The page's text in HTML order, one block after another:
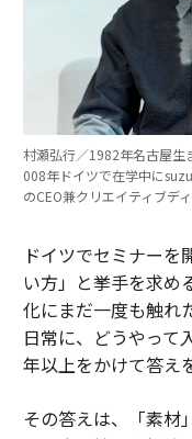
村瀬弘行／1982年名古屋生
008年ドイツで在学中に
のCEO兼クリエイティブディ
ドイツでセミナーを
い方」と挙手を求め
化にまだ一度も触れ
日常に、どうやって
年以上をかけて答え
その答えは、「素材